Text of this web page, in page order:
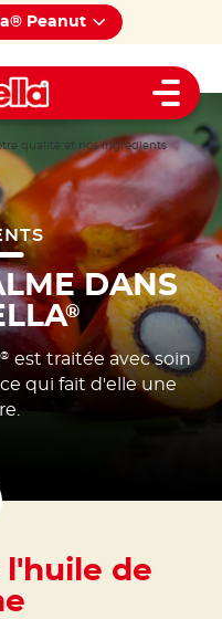
Peanut
Open
qualité et nos ingrédients
DANS
®
® est traitée avec soin
qui fait d'elle une
Scroll
l'huile de